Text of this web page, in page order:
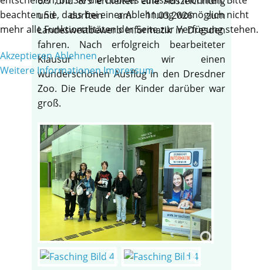
und durften am 11.03.2026 zum
Landeswettbewerb Informatik in Dresden
fahren. Nach erfolgreich bearbeiteter
Klausur erlebten wir einen
wunderschönen Ausflug in den Dresdner
Zoo. Die Freude der Kinder darüber war
groß.
beachten Sie, dass bei einer Ablehnung womöglich nicht
mehr alle Funktionalitäten der Seite zur Verfügung stehen.
AkzeptierenAblehnen
Weitere Informationen Impressum